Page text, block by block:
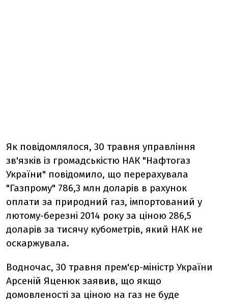
Як повідомлялося, 30 травня управління
зв'язків із громадськістю НАК "Нафтогаз
України" повідомило, що перерахувала
"Газпрому" 786,3 млн доларів в рахунок
оплати за природний газ, імпортований у
лютому-березні 2014 року за ціною 286,5
доларів за тисячу кубометрів, який НАК не
оскаржувала.
Водночас, 30 травня прем'єр-міністр України
Арсеній Яценюк заявив, що якщо
домовленості за ціною на газ не буде